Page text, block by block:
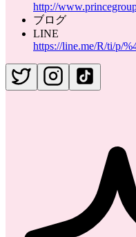
http://
ブログ
LINE
https://line.me/R/ti/p/